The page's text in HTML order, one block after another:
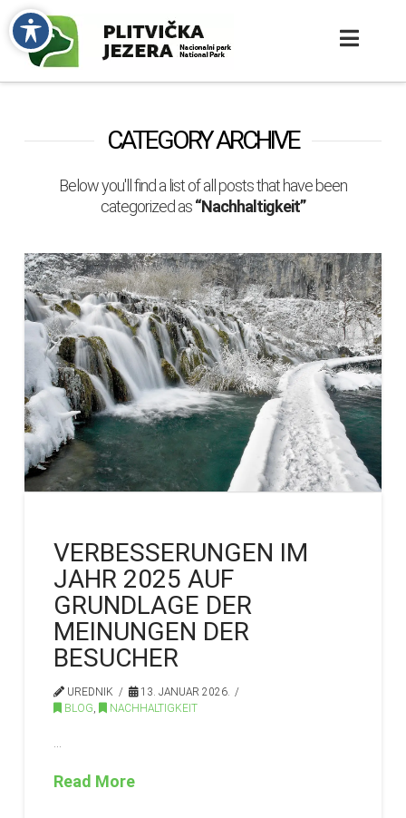
CATEGORY ARCHIVE
Below you'll find a list of all posts that have been
categorized as“Nachhaltigkeit”
VERBESSERUNGEN IM
JAHR 2025 AUF
GRUNDLAGE DER
MEINUNGEN DER
BESUCHER
UREDNIK
13. JANUAR 2026.
BLOG, NACHHALTIGKEIT
Read More